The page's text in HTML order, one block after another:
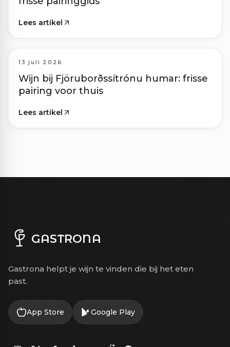
Lees artikel
13 juli 2026
Wijn bij Fjöruborðssítrónu humar: frisse
pairing voor thuis
Lees artikel
GASTRONA
Gastrona helpt je wijn te vinden die bij het eten
past.
App Store Google Play